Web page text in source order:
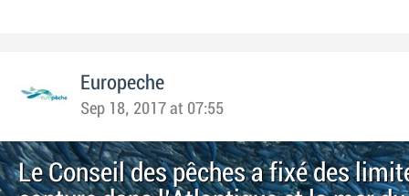
Europeche
Sep 18, 2017 at 07:55
Le Conseil des pêches a fixé des